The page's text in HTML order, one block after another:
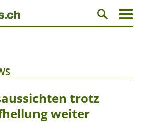
trotz
weiter